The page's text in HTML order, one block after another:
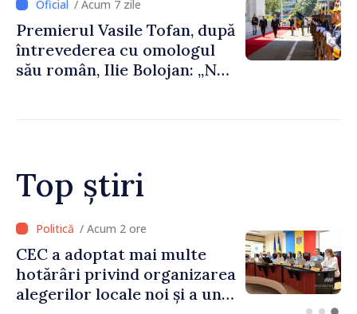
/ Acum 7 zile
Premierul Vasile Tofan, după
întrevederea cu omologul
său român, Ilie Bolojan: „Ne
pentru oameni”
Top știri
/ Acum 2 ore
Prim-ministrul Vasile Tofan
a discutat cu omologul său
bulgar, Rumen Radev